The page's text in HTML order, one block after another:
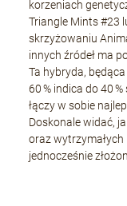
korzeniach
Triangle Mints #23
skrzyżowaniu
innych źródeł ma
Ta hybryda,
60 % indica do 40
łączy w sobie
Doskonale widać,
oraz wytrzymałych
jednocześnie